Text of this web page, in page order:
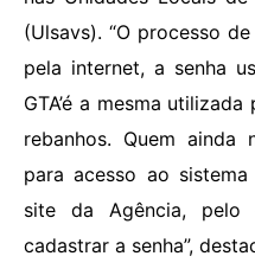
(Ulsavs). “O processo
pela internet, a senha
GTA’é a mesma
rebanhos. Quem
para acesso ao
site da Agência, pelo
cadastrar a senha”,